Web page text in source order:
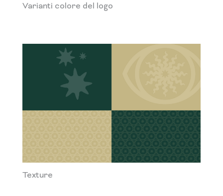
Varianti colore del logo
Texture